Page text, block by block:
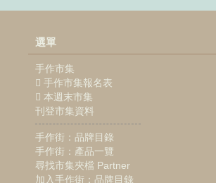
選單
手作市集
手作市集報名表
本週末市集
刊登市集資料
手作街：品牌目錄
手作街：產品一覽
尋找市集夾檔 Partner
加入手作街：品牌目錄